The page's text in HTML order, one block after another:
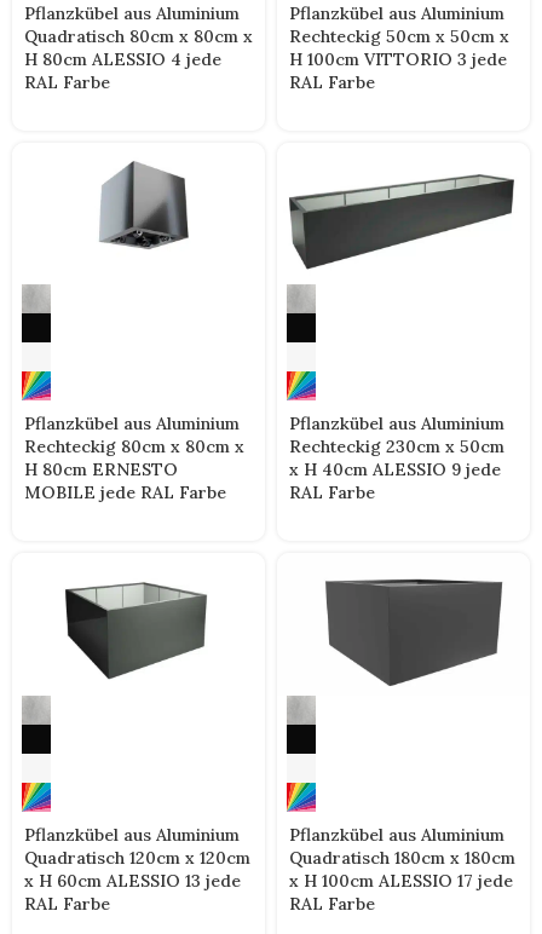
Pflanzkübel aus Aluminium
Quadratisch 80cm x 80cm x
H 80cm ALESSIO 4 jede
RAL Farbe
Pflanzkübel aus Aluminium
Rechteckig 50cm x 50cm x
H 100cm VITTORIO 3 jede
RAL Farbe
Pflanzkübel aus Aluminium
Rechteckig 80cm x 80cm x
H 80cm ERNESTO
MOBILE jede RAL Farbe
Pflanzkübel aus Aluminium
Rechteckig 230cm x 50cm
x H 40cm ALESSIO 9 jede
RAL Farbe
Pflanzkübel aus Aluminium
Quadratisch 120cm x 120cm
x H 60cm ALESSIO 13 jede
RAL Farbe
Pflanzkübel aus Aluminium
Quadratisch 180cm x 180cm
x H 100cm ALESSIO 17 jede
RAL Farbe